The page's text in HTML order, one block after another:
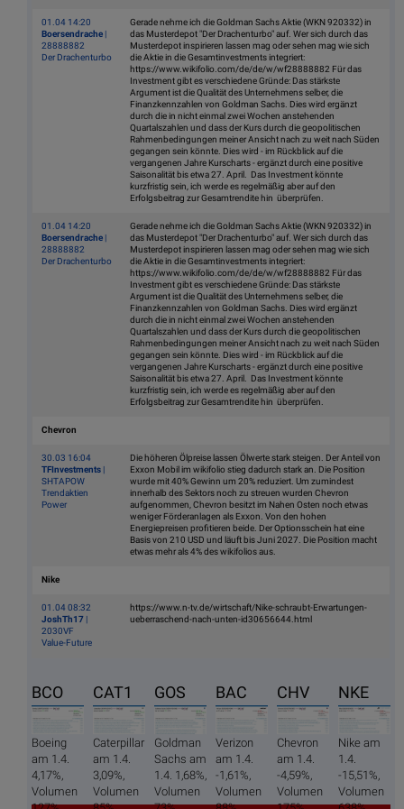
01.04 14:20
Boersendrache |
28888882
Der Drachenturbo
Gerade nehme ich die Goldman Sachs Aktie (WKN 920332) in
das Musterdepot "Der Drachenturbo" auf. Wer sich durch das
Musterdepot inspirieren lassen mag oder sehen mag wie sich
die Aktie in die Gesamtinvestments integriert:
https://www.wikifolio.com/de/de/w/wf28888882 Für das
Investment gibt es verschiedene Gründe: Das stärkste
Argument ist die Qualität des Unternehmens selber, die
Finanzkennzahlen von Goldman Sachs. Dies wird ergänzt
durch die in nicht einmal zwei Wochen anstehenden
Quartalszahlen und dass der Kurs durch die geopolitischen
Rahmenbedingungen meiner Ansicht nach zu weit nach Süden
gegangen sein könnte. Dies wird - im Rückblick auf die
vergangenen Jahre Kurscharts - ergänzt durch eine positive
Saisonalität bis etwa 27. April. Das Investment könnte
kurzfristig sein, ich werde es regelmäßig aber auf den
Erfolgsbeitrag zur Gesamtrendite hin überprüfen.
01.04 14:20
Boersendrache |
28888882
Der Drachenturbo
Gerade nehme ich die Goldman Sachs Aktie (WKN 920332) in
das Musterdepot "Der Drachenturbo" auf. Wer sich durch das
Musterdepot inspirieren lassen mag oder sehen mag wie sich
die Aktie in die Gesamtinvestments integriert:
https://www.wikifolio.com/de/de/w/wf28888882 Für das
Investment gibt es verschiedene Gründe: Das stärkste
Argument ist die Qualität des Unternehmens selber, die
Finanzkennzahlen von Goldman Sachs. Dies wird ergänzt
durch die in nicht einmal zwei Wochen anstehenden
Quartalszahlen und dass der Kurs durch die geopolitischen
Rahmenbedingungen meiner Ansicht nach zu weit nach Süden
gegangen sein könnte. Dies wird - im Rückblick auf die
vergangenen Jahre Kurscharts - ergänzt durch eine positive
Saisonalität bis etwa 27. April. Das Investment könnte
kurzfristig sein, ich werde es regelmäßig aber auf den
Erfolgsbeitrag zur Gesamtrendite hin überprüfen.
Chevron
30.03 16:04
TFInvestments |
SHTAPOW
Trendaktien
Power
Die höheren Ölpreise lassen Ölwerte stark steigen. Der Anteil von
Exxon Mobil im wikifolio stieg dadurch stark an. Die Position
wurde mit 40% Gewinn um 20% reduziert. Um zumindest
innerhalb des Sektors noch zu streuen wurden Chevron
aufgenommen, Chevron besitzt im Nahen Osten noch etwas
weniger Förderanlagen als Exxon. Von den hohen
Energiepreisen profitieren beide. Der Options­schein hat eine
Basis von 210 USD und läuft bis Juni 2027. Die Position macht
etwas mehr als 4% des wikifolios aus.
Nike
01.04 08:32
JoshTh17 |
2030VF
Value-Future
https://www.n-tv.de/wirtschaft/Nike-schraubt-Erwartungen-
ueberraschend-nach-unten-id30656644.html
BCO
Boeing
am 1.4.
4,17%,
Volumen
CAT1
Caterpillar
am 1.4.
3,09%,
Volumen
GOS
Goldman
Sachs am
1.4. 1,68%,
Volumen
BAC
Verizon
am 1.4.
-1,61%,
Volumen
CHV
Chevron
am 1.4.
-4,59%,
Volumen
NKE
Nike am
1.4.
-15,51%,
Volumen